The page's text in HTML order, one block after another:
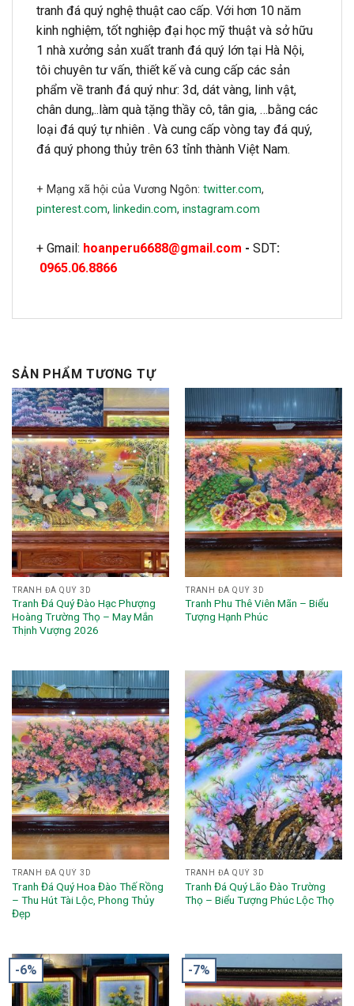
tranh đá quý nghệ thuật cao cấp. Với hơn 10 năm
kinh nghiệm, tốt nghiệp đại học mỹ thuật và sở hữu
1 nhà xưởng sản xuất tranh đá quý lớn tại Hà Nội,
tôi chuyên tư vấn, thiết kế và cung cấp các sản
phẩm về tranh đá quý như: 3d, dát vàng, linh vật,
chân dung,..làm quà tặng thầy cô, tân gia, …bằng các
loại đá quý tự nhiên . Và cung cấp vòng tay đá quý,
đá quý phong thủy trên 63 tỉnh thành Việt Nam.
+ Mạng xã hội của Vương Ngôn: twitter.com,
pinterest.com, linkedin.com, instagram.com
+ Gmail: hoanperu6688@gmail.com - SDT:
0965.06.8866
SẢN PHẨM TƯƠNG TỰ
TRANH ĐÁ QUÝ 3D
Tranh Đá Quý Đào Hạc Phượng
Hoàng Trường Thọ – May Mắn
Thịnh Vượng 2026
TRANH ĐÁ QUÝ 3D
Tranh Phu Thê Viên Mãn – Biểu
Tượng Hạnh Phúc
TRANH ĐÁ QUÝ 3D
Tranh Đá Quý Hoa Đào Thế Rồng
– Thu Hút Tài Lộc, Phong Thủy
Đẹp
TRANH ĐÁ QUÝ 3D
Tranh Đá Quý Lão Đào Trường
Thọ – Biểu Tượng Phúc Lộc Thọ
-6% -7%